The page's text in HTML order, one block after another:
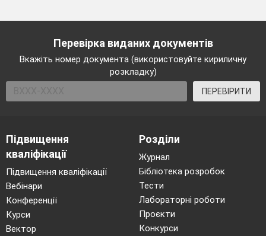
Перевірка виданих документів
Вкажіть номер документа (використовуйте кириличну
розкладку)
ПЕРЕВІРИТИ
Підвищення
кваліфікації
Підвищення кваліфікації
Вебінари
Конференції
Курси
Вектор
Розділи
Журнал
Бібліотека розробок
Тести
Лабораторні роботи
Проєкти
Конкурси